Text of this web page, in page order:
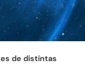
de distintas